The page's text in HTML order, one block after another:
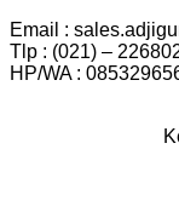
Email :
Tlp : (021) –
HP/WA :